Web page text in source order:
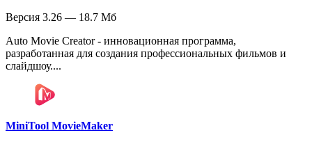
Версия 3.26 — 18.7 Мб
Auto Movie Creator - инновационная программа,
разработанная для создания профессиональных фильмов и
слайдшоу....
MiniTool MovieMaker